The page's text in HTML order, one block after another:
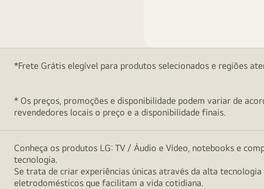
*Frete Grátis elegível para produtos selecionados e regiões
* Os preços, promoções e disponibilidade podem variar de
revendedores locais o preço e a disponibilidade finais.
Conheça os produtos LG: TV / Áudio e Vídeo, notebooks e
tecnologia.
Se trata de criar experiências únicas através da alta
eletrodomésticos que facilitam a vida cotidiana.